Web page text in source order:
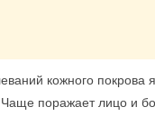
кожного покрова
Чаще поражает лицо и